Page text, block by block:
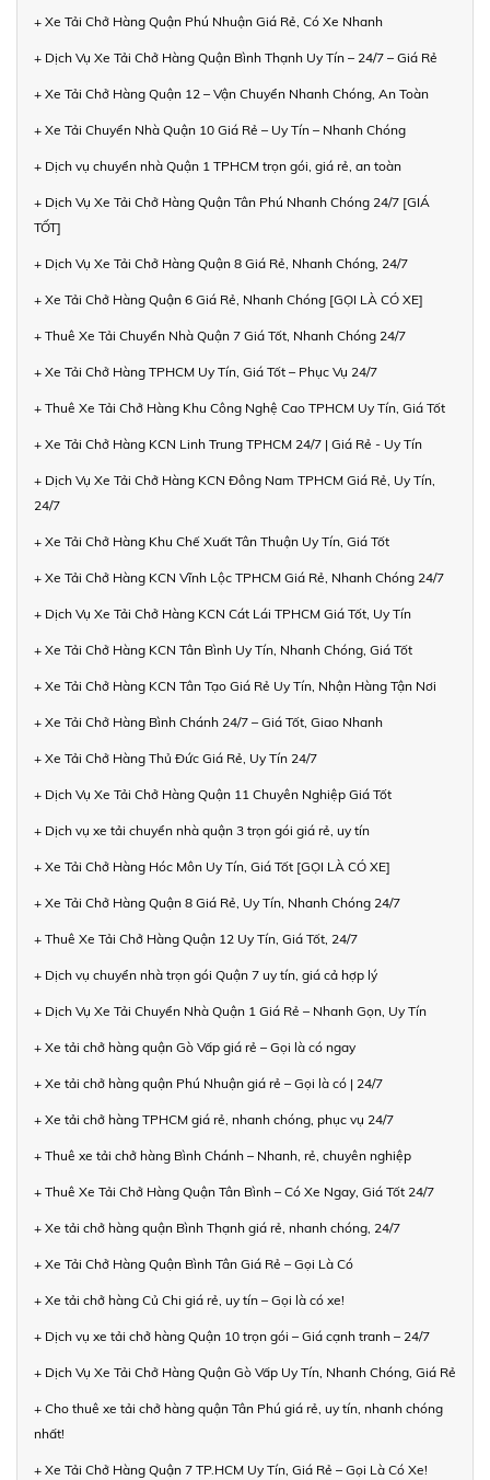
+ Xe Tải Chở Hàng Quận Phú Nhuận Giá Rẻ, Có Xe Nhanh
+ Dịch Vụ Xe Tải Chở Hàng Quận Bình Thạnh Uy Tín – 24/7 – Giá Rẻ
+ Xe Tải Chở Hàng Quận 12 – Vận Chuyển Nhanh Chóng, An Toàn
+ Xe Tải Chuyển Nhà Quận 10 Giá Rẻ – Uy Tín – Nhanh Chóng
+ Dịch vụ chuyển nhà Quận 1 TPHCM trọn gói, giá rẻ, an toàn
+ Dịch Vụ Xe Tải Chở Hàng Quận Tân Phú Nhanh Chóng 24/7 [GIÁ
TỐT]
+ Dịch Vụ Xe Tải Chở Hàng Quận 8 Giá Rẻ, Nhanh Chóng, 24/7
+ Xe Tải Chở Hàng Quận 6 Giá Rẻ, Nhanh Chóng [GỌI LÀ CÓ XE]
+ Thuê Xe Tải Chuyển Nhà Quận 7 Giá Tốt, Nhanh Chóng 24/7
+ Xe Tải Chở Hàng TPHCM Uy Tín, Giá Tốt – Phục Vụ 24/7
+ Thuê Xe Tải Chở Hàng Khu Công Nghệ Cao TPHCM Uy Tín, Giá Tốt
+ Xe Tải Chở Hàng KCN Linh Trung TPHCM 24/7 | Giá Rẻ - Uy Tín
+ Dịch Vụ Xe Tải Chở Hàng KCN Đông Nam TPHCM Giá Rẻ, Uy Tín,
24/7
+ Xe Tải Chở Hàng Khu Chế Xuất Tân Thuận Uy Tín, Giá Tốt
+ Xe Tải Chở Hàng KCN Vĩnh Lộc TPHCM Giá Rẻ, Nhanh Chóng 24/7
+ Dịch Vụ Xe Tải Chở Hàng KCN Cát Lái TPHCM Giá Tốt, Uy Tín
+ Xe Tải Chở Hàng KCN Tân Bình Uy Tín, Nhanh Chóng, Giá Tốt
+ Xe Tải Chở Hàng KCN Tân Tạo Giá Rẻ Uy Tín, Nhận Hàng Tận Nơi
+ Xe Tải Chở Hàng Bình Chánh 24/7 – Giá Tốt, Giao Nhanh
+ Xe Tải Chở Hàng Thủ Đức Giá Rẻ, Uy Tín 24/7
+ Dịch Vụ Xe Tải Chở Hàng Quận 11 Chuyên Nghiệp Giá Tốt
+ Dịch vụ xe tải chuyển nhà quận 3 trọn gói giá rẻ, uy tín
+ Xe Tải Chở Hàng Hóc Môn Uy Tín, Giá Tốt [GỌI LÀ CÓ XE]
+ Xe Tải Chở Hàng Quận 8 Giá Rẻ, Uy Tín, Nhanh Chóng 24/7
+ Thuê Xe Tải Chở Hàng Quận 12 Uy Tín, Giá Tốt, 24/7
+ Dịch vụ chuyển nhà trọn gói Quận 7 uy tín, giá cả hợp lý
+ Dịch Vụ Xe Tải Chuyển Nhà Quận 1 Giá Rẻ – Nhanh Gọn, Uy Tín
+ Xe tải chở hàng quận Gò Vấp giá rẻ – Gọi là có ngay
+ Xe tải chở hàng quận Phú Nhuận giá rẻ – Gọi là có | 24/7
+ Xe tải chở hàng TPHCM giá rẻ, nhanh chóng, phục vụ 24/7
+ Thuê xe tải chở hàng Bình Chánh – Nhanh, rẻ, chuyên nghiệp
+ Thuê Xe Tải Chở Hàng Quận Tân Bình – Có Xe Ngay, Giá Tốt 24/7
+ Xe tải chở hàng quận Bình Thạnh giá rẻ, nhanh chóng, 24/7
+ Xe Tải Chở Hàng Quận Bình Tân Giá Rẻ – Gọi Là Có
+ Xe tải chở hàng Củ Chi giá rẻ, uy tín – Gọi là có xe!
+ Dịch vụ xe tải chở hàng Quận 10 trọn gói – Giá cạnh tranh – 24/7
+ Dịch Vụ Xe Tải Chở Hàng Quận Gò Vấp Uy Tín, Nhanh Chóng, Giá Rẻ
+ Cho thuê xe tải chở hàng quận Tân Phú giá rẻ, uy tín, nhanh chóng
nhất!
+ Xe Tải Chở Hàng Quận 7 TP.HCM Uy Tín, Giá Rẻ – Gọi Là Có Xe!